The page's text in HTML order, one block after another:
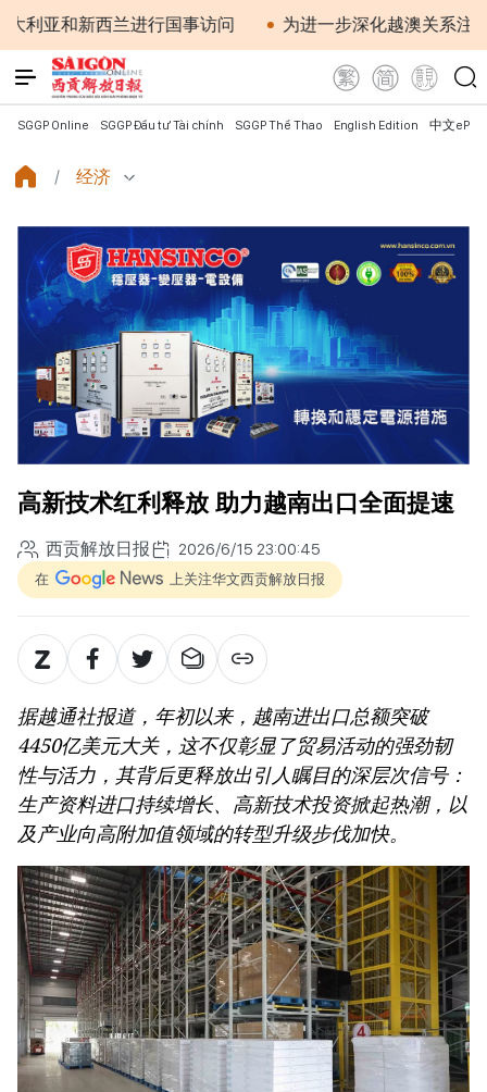
西兰进行国事访问 为进一步深化越澳关系注入新动力
SGGP Online SGGP Đầu tư Tài chính SGGP Thể Thao English Edition 中文
经济
高新技术红利释放 助力越南出口全面提速
西贡解放日报 2026/6/15 23:00:45
在 上关注华文西贡解放日报
据越通社报道，年初以来，越南进出口总额突破
4450亿美元大关，这不仅彰显了贸易活动的强劲韧
性与活力，其背后更释放出引人瞩目的深层次信号：
生产资料进口持续增长、高新技术投资掀起热潮，以
及产业向高附加值领域的转型升级步伐加快。